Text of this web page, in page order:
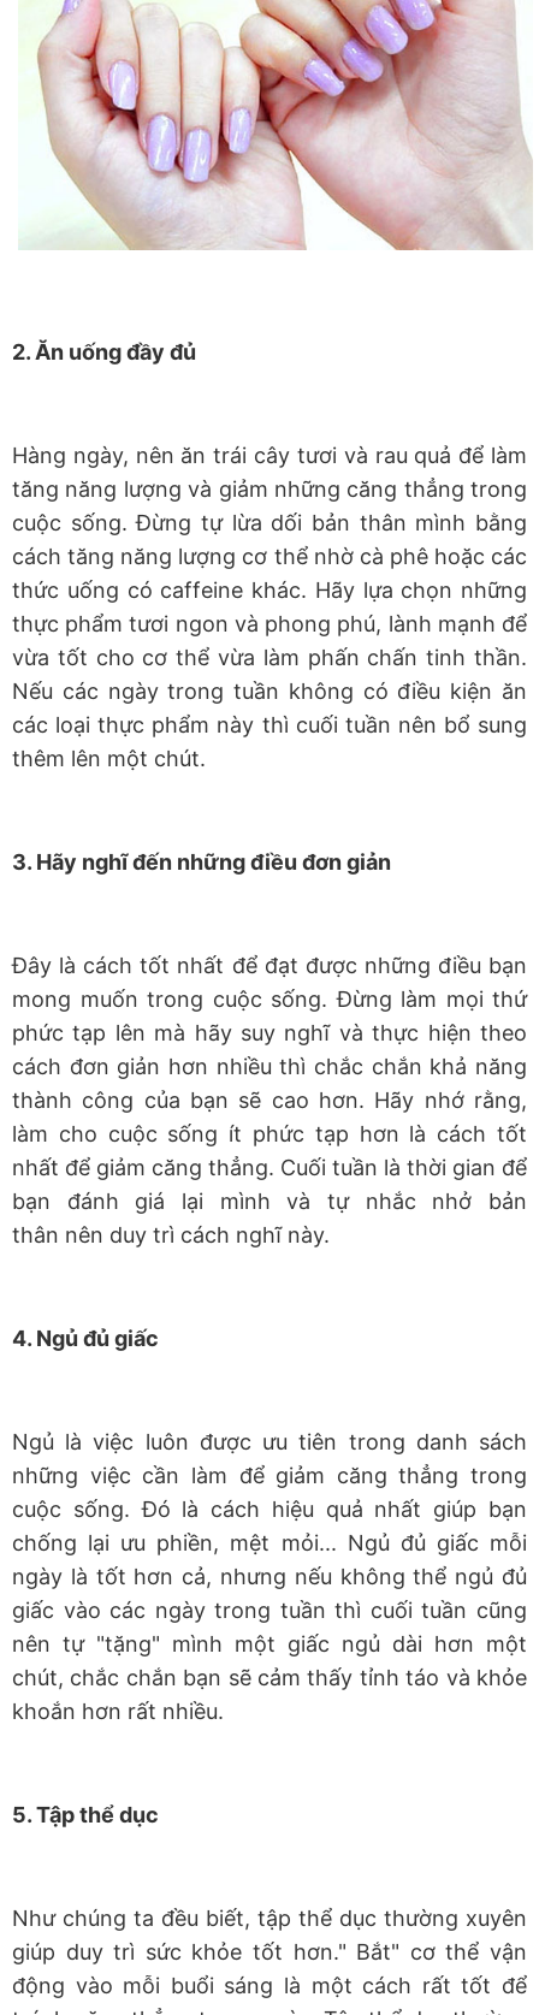
2. Ăn uống đầy đủ
Hàng ngày, nên ăn trái cây tươi và rau quả để làm
tăng năng lượng và giảm những căng thẳng trong
cuộc sống. Đừng tự lừa dối bản thân mình bằng
cách tăng năng lượng cơ thể nhờ cà phê hoặc các
thức uống có caffeine khác. Hãy lựa chọn những
thực phẩm tươi ngon và phong phú, lành mạnh để
vừa tốt cho cơ thể vừa làm phấn chấn tinh thần.
Nếu các ngày trong tuần không có điều kiện ăn
các loại thực phẩm này thì cuối tuần nên bổ sung
thêm lên một chút.
3. Hãy nghĩ đến những điều đơn giản
Đây là cách tốt nhất để đạt được những điều bạn
mong muốn trong cuộc sống. Đừng làm mọi thứ
phức tạp lên mà hãy suy nghĩ và thực hiện theo
cách đơn giản hơn nhiều thì chắc chắn khả năng
thành công của bạn sẽ cao hơn. Hãy nhớ rằng,
làm cho cuộc sống ít phức tạp hơn là cách tốt
nhất để giảm căng thẳng. Cuối tuần là thời gian để
bạn đánh giá lại mình và tự nhắc nhở bản
thân nên duy trì cách nghĩ này.
4. Ngủ đủ giấc
Ngủ là việc luôn được ưu tiên trong danh sách
những việc cần làm để giảm căng thẳng trong
cuộc sống. Đó là cách hiệu quả nhất giúp bạn
chống lại ưu phiền, mệt mỏi... Ngủ đủ giấc mỗi
ngày là tốt hơn cả, nhưng nếu không thể ngủ đủ
giấc vào các ngày trong tuần thì cuối tuần cũng
nên tự "tặng" mình một giấc ngủ dài hơn một
chút, chắc chắn bạn sẽ cảm thấy tỉnh táo và khỏe
khoắn hơn rất nhiều.
5. Tập thể dục
Như chúng ta đều biết, tập thể dục thường xuyên
giúp duy trì sức khỏe tốt hơn." Bắt" cơ thể vận
động vào mỗi buổi sáng là một cách rất tốt để